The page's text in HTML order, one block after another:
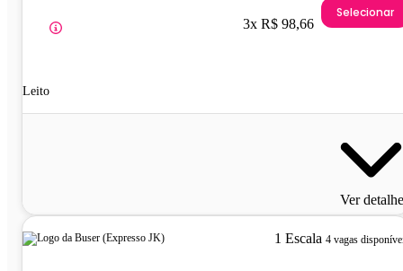
Leito
3x R$ 98,66
Selecionar
Ver
1 Escala 4 vagas